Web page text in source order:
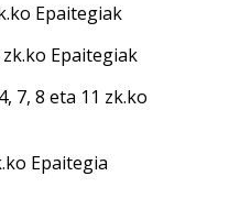
Epaitegiak
Epaitegiak
7, 8 eta 11 zk.ko
Epaitegia